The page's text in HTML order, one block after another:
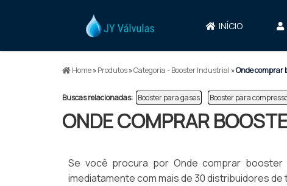
INÍCIO
Home»Produtos»Categoria - Booster Industrial »Onde comprar
Buscas relacionadas: Booster para gases Booster para
ONDE COMPRAR
Se você procura por Onde comprar
imediatamente com mais de 30 distribuidores